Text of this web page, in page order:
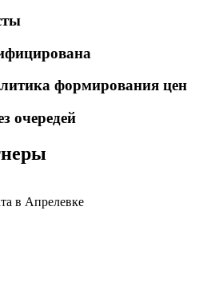
формирования цен
очередей
в Апрелевке